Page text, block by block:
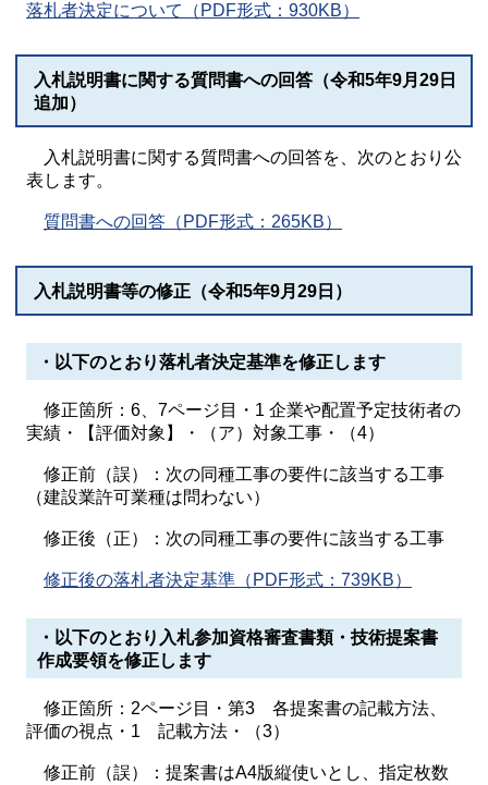
落札者決定について（PDF形式：930KB）
入札説明書に関する質問書への回答（令和5年9月29日
追加）
入札説明書に関する質問書への回答を、次のとおり公
表します。
質問書への回答（PDF形式：265KB）
入札説明書等の修正（令和5年9月29日）
・以下のとおり落札者決定基準を修正します
修正箇所：6、7ページ目・1 企業や配置予定技術者の
実績・【評価対象】・（ア）対象工事・（4）
修正前（誤）：次の同種工事の要件に該当する工事
（建設業許可業種は問わない）
修正後（正）：次の同種工事の要件に該当する工事
修正後の落札者決定基準（PDF形式：739KB）
・以下のとおり入札参加資格審査書類・技術提案書
作成要領を修正します
修正箇所：2ページ目・第3 各提案書の記載方法、
評価の視点・1 記載方法・（3）
修正前（誤）：提案書はA4版縦使いとし、指定枚数